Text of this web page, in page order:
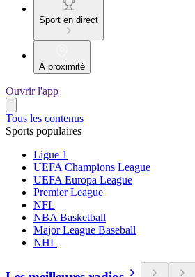
Sport en direct
À proximité
Ouvrir l'app
Tous les contenus
Sports populaires
Ligue 1
UEFA Champions League
UEFA Europa League
Premier League
NFL
NBA Basketball
Major League Baseball
NHL